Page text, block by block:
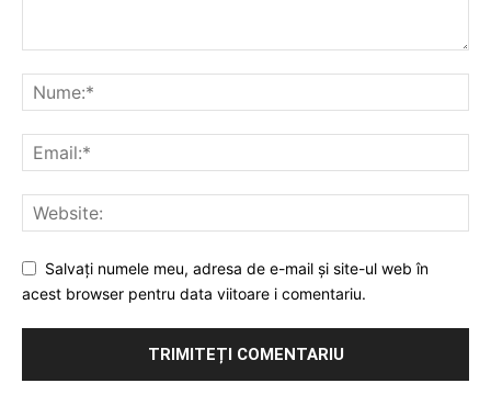
Salvați numele meu, adresa de e-mail și site-ul web în
acest browser pentru data viitoare i comentariu.